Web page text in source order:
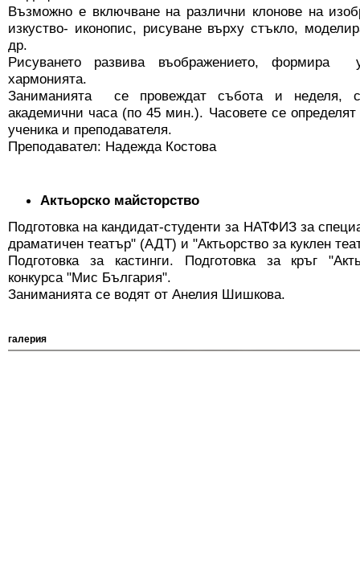
Възможно е включване на различни клонове на
изкуство- иконопис, рисуване върху стъкло,
др.
Рисуването развива въображението, формира
хармонията.
Заниманията се провеждат събота и неделя, с
академични часа (по 45 мин.). Часовете се
ученика и преподавателя.
Преподавател: Надежда Костова
Актьорско майсторство
Подготовка на кандидат-студенти за НАТФИЗ за
драматичен театър" (АДТ) и "Актьорство за куклен
Подготовка за кастинги. Подготовка за кръг
конкурса "Мис България".
Заниманията се водят от Анелия Шишкова.
галерия